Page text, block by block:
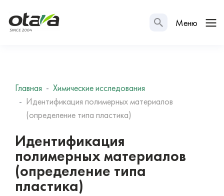
Меню
Главная
Химические исследования
Идентификация полимерных материалов
(определение типа пластика)
Идентификация
полимерных материалов
(определение типа
пластика)